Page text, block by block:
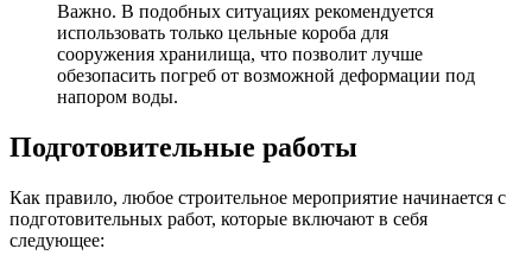
Важно. В подобных ситуациях рекомендуется
использовать только цельные короба для
сооружения хранилища, что позволит лучше
обезопасить погреб от возможной деформации под
напором воды.
Подготовительные работы
Как правило, любое строительное мероприятие начинается с
подготовительных работ, которые включают в себя
следующее: